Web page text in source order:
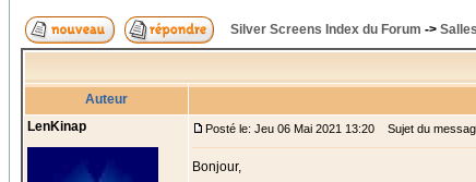
Silver Screens Index du Forum ->
Auteur
LenKinap
Posté le: Jeu 06 Mai 2021 13:20 Sujet du
Bonjour,